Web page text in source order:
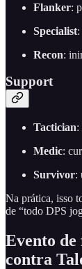
Flanker:
Specialist
Recon:
Support
Tactician:
Medic:
Survivor:
Na prática, isso
de “todo DPS
Evento de
contra